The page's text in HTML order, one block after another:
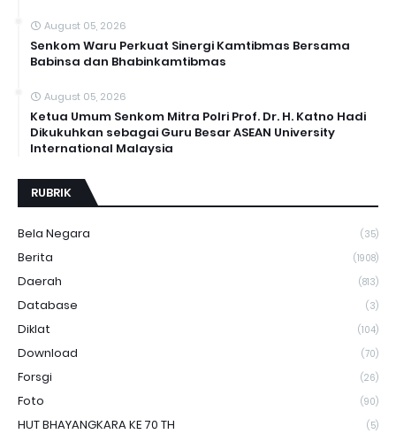
August 05, 2026
Senkom Waru Perkuat Sinergi Kamtibmas Bersama
Babinsa dan Bhabinkamtibmas
August 05, 2026
Ketua Umum Senkom Mitra Polri Prof. Dr. H. Katno Hadi
Dikukuhkan sebagai Guru Besar ASEAN University
International Malaysia
RUBRIK
Bela Negara (35)
Berita (1908)
Daerah (813)
Database (3)
Diklat (104)
Download (70)
Forsgi (26)
Foto (90)
HUT BHAYANGKARA KE 70 TH (5)